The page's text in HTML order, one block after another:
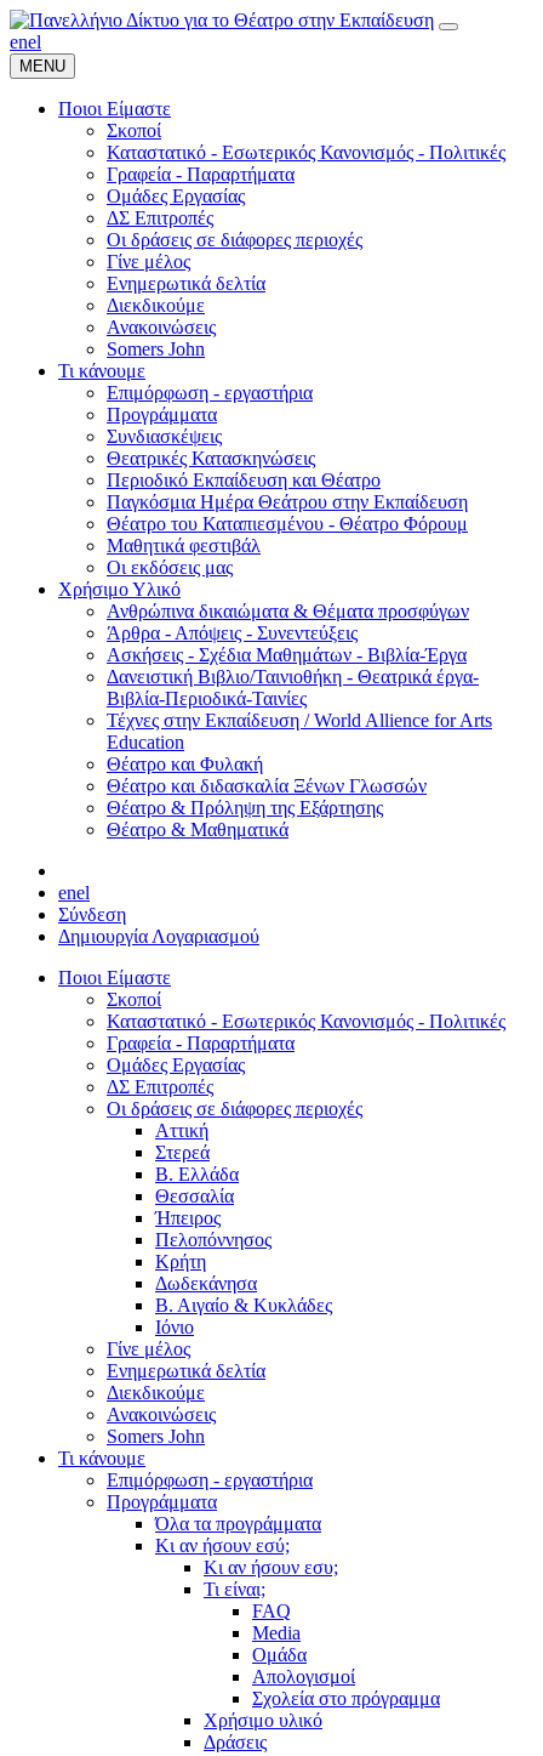
enel
MENU
Ποιοι Είμαστε
Σκοποί
Καταστατικό - Εσωτερικός Κανονισμός - Πολιτικές
Γραφεία - Παραρτήματα
Ομάδες Εργασίας
ΔΣ Επιτροπές
Οι δράσεις σε διάφορες περιοχές
Γίνε μέλος
Ενημερωτικά δελτία
Διεκδικούμε
Ανακοινώσεις
Somers John
Τι κάνουμε
Επιμόρφωση - εργαστήρια
Προγράμματα
Συνδιασκέψεις
Θεατρικές Κατασκηνώσεις
Περιοδικό Εκπαίδευση και Θέατρο
Παγκόσμια Ημέρα Θεάτρου στην Εκπαίδευση
Θέατρο του Καταπιεσμένου - Θέατρο Φόρουμ
Μαθητικά φεστιβάλ
Οι εκδόσεις μας
Χρήσιμο Υλικό
Ανθρώπινα δικαιώματα & Θέματα προσφύγων
Άρθρα - Απόψεις - Συνεντεύξεις
Ασκήσεις - Σχέδια Μαθημάτων - Βιβλία-Έργα
Δανειστική Βιβλιο/Ταινιοθήκη - Θεατρικά έργα-
Βιβλία-Περιοδικά-Ταινίες
Τέχνες στην Εκπαίδευση / World Allience for Arts
Education
Θέατρο και Φυλακή
Θέατρο και διδασκαλία Ξένων Γλωσσών
Θέατρο & Πρόληψη της Εξάρτησης
Θέατρο & Μαθηματικά
enel
Σύνδεση
Δημιουργία Λογαριασμού
Ποιοι Είμαστε
Σκοποί
Καταστατικό - Εσωτερικός Κανονισμός - Πολιτικές
Γραφεία - Παραρτήματα
Ομάδες Εργασίας
ΔΣ Επιτροπές
Οι δράσεις σε διάφορες περιοχές
Αττική
Στερεά
Β. Ελλάδα
Θεσσαλία
Ήπειρος
Πελοπόννησος
Κρήτη
Δωδεκάνησα
Β. Αιγαίο & Κυκλάδες
Ιόνιο
Γίνε μέλος
Ενημερωτικά δελτία
Διεκδικούμε
Ανακοινώσεις
Somers John
Τι κάνουμε
Επιμόρφωση - εργαστήρια
Προγράμματα
Όλα τα προγράμματα
Κι αν ήσουν εσύ;
Κι αν ήσουν εσυ;
Τι είναι;
FAQ
Media
Ομάδα
Απολογισμοί
Σχολεία στο πρόγραμμα
Χρήσιμο υλικό
Δράσεις